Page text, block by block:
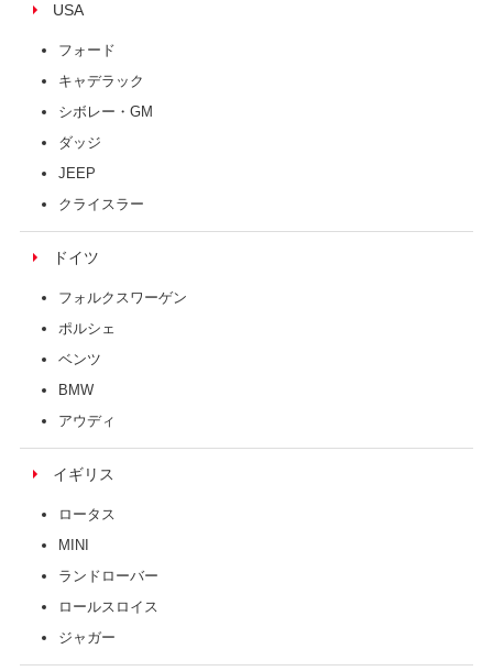
USA
フォード
キャデラック
シボレー・GM
ダッジ
JEEP
クライスラー
ドイツ
フォルクスワーゲン
ポルシェ
ベンツ
BMW
アウディ
イギリス
ロータス
MINI
ランドローバー
ロールスロイス
ジャガー